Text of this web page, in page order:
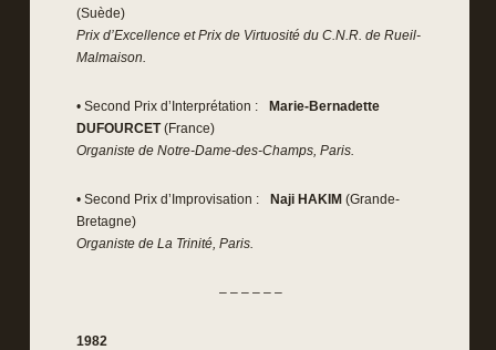
(Suède)
Prix d’Excellence et Prix de Virtuosité du C.N.R. de Rueil-
Malmaison.
• Second Prix d’Interprétation :
Marie-Bernadette
DUFOURCET(France)
Organiste de Notre-Dame-des-Champs, Paris.
• Second Prix d’Improvisation : Naji HAKIM (Grande-
Bretagne)
Organiste de La Trinité, Paris.
– – – – – –
1982